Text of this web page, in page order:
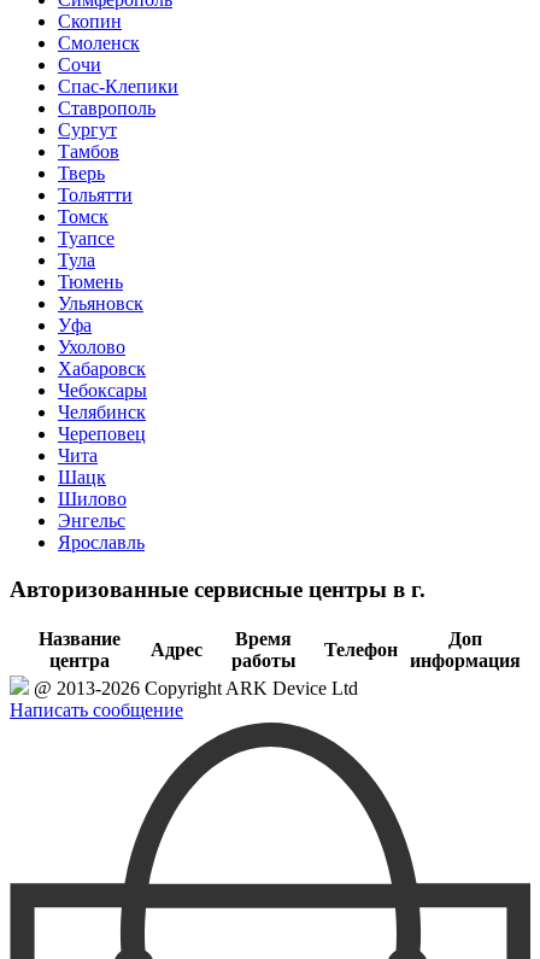
Скопин
Смоленск
Сочи
Спас-Клепики
Ставрополь
Сургут
Тамбов
Тверь
Тольятти
Томск
Туапсе
Тула
Тюмень
Ульяновск
Уфа
Ухолово
Хабаровск
Чебоксары
Челябинск
Череповец
Чита
Шацк
Шилово
Энгельс
Ярославль
Авторизованные сервисные центры в г.
Название
центра
Адрес
Время
работы
Телефон
Доп
информация
@ 2013-2026 Copyright ARK Device Ltd
Написать сообщение